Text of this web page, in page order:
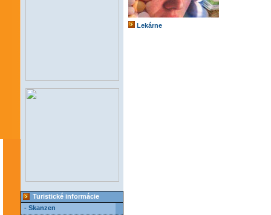
Turistické informácie
- Skanzen
Lekárne